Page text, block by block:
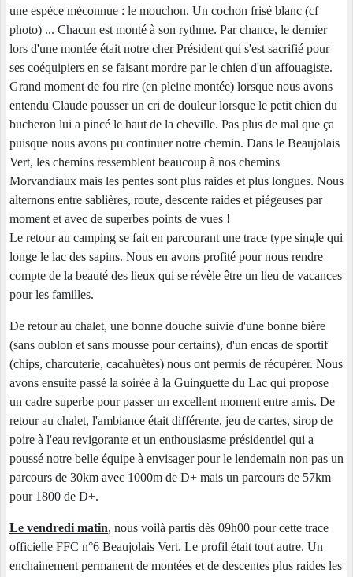
une espèce méconnue : le mouchon. Un cochon frisé blanc (cf
photo) ... Chacun est monté à son rythme. Par chance, le dernier
lors d'une montée était notre cher Président qui s'est sacrifié pour
ses coéquipiers en se faisant mordre par le chien d'un affouagiste.
Grand moment de fou rire (en pleine montée) lorsque nous avons
entendu Claude pousser un cri de douleur lorsque le petit chien du
bucheron lui a pincé le haut de la cheville. Pas plus de mal que ça
puisque nous avons pu continuer notre chemin. Dans le Beaujolais
Vert, les chemins ressemblent beaucoup à nos chemins
Morvandiaux mais les pentes sont plus raides et plus longues. Nous
alternons entre sablières, route, descente raides et piégeuses par
moment et avec de superbes points de vues !
Le retour au camping se fait en parcourant une trace type single qui
longe le lac des sapins. Nous en avons profité pour nous rendre
compte de la beauté des lieux qui se révèle être un lieu de vacances
pour les familles.
De retour au chalet, une bonne douche suivie d'une bonne bière
(sans oublon et sans mousse pour certains), d'un encas de sportif
(chips, charcuterie, cacahuètes) nous ont permis de récupérer. Nous
avons ensuite passé la soirée à la Guinguette du Lac qui propose
un cadre superbe pour passer un excellent moment entre amis. De
retour au chalet, l'ambiance était différente, jeu de cartes, sirop de
poire à l'eau revigorante et un enthousiasme présidentiel qui a
poussé notre belle équipe à envisager pour le lendemain non pas un
parcours de 30km avec 1000m de D+ mais un parcours de 57km
pour 1800 de D+.
Le vendredi matin, nous voilà partis dès 09h00 pour cette trace
officielle FFC n°6 Beaujolais Vert. Le profil était tout autre. Un
enchainement permanent de montées et de descentes plus raides les